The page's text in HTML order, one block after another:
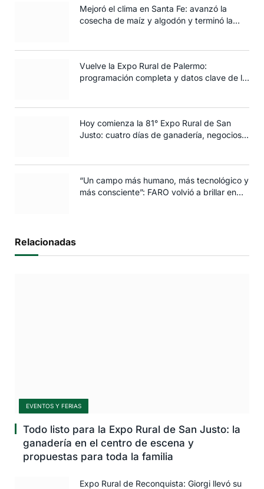
Mejoró el clima en Santa Fe: avanzó la
cosecha de maíz y algodón y terminó la
Vuelve la Expo Rural de Palermo:
programación completa y datos clave de la
Hoy comienza la 81° Expo Rural de San
Justo: cuatro días de ganadería, negocios y
“Un campo más humano, más tecnológico y
más consciente”: FARO volvió a brillar en
Relacionadas
EVENTOS Y FERIAS
Todo listo para la Expo Rural de San Justo: la
ganadería en el centro de escena y
propuestas para toda la familia
Expo Rural de Reconquista: Giorgi llevó su